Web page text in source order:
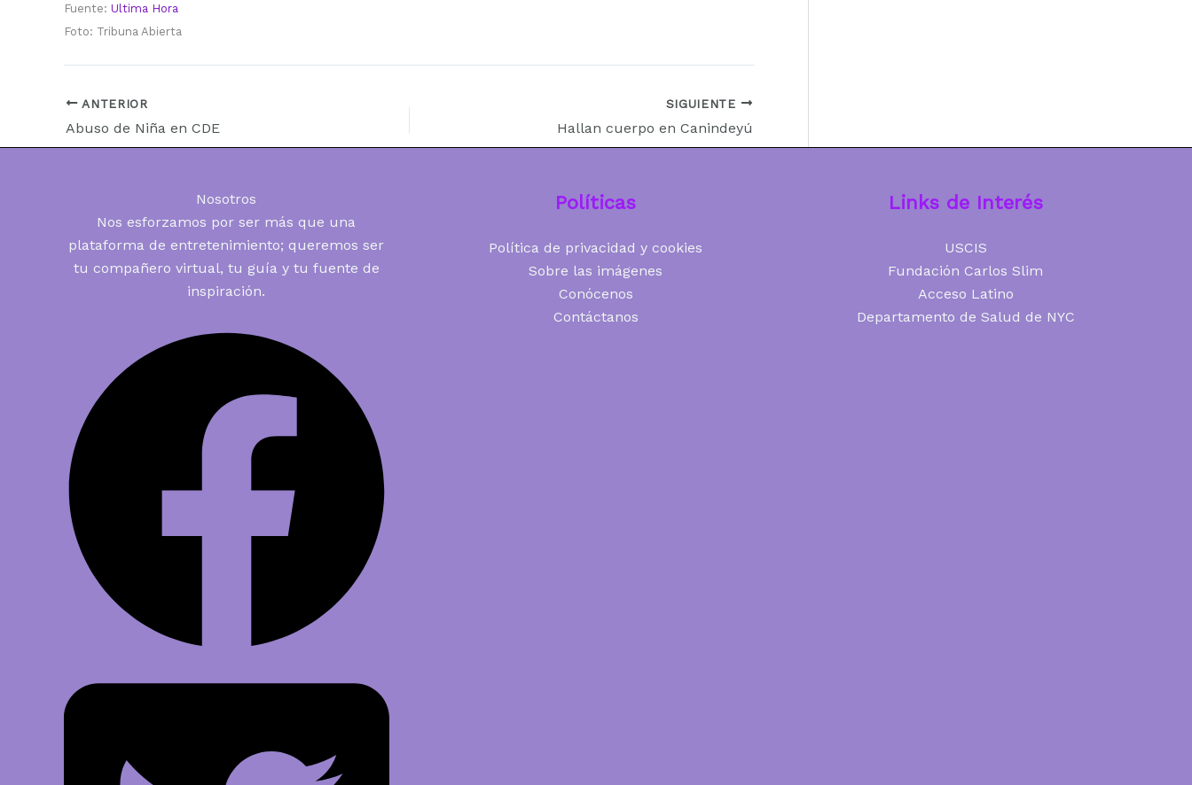
Fuente: Ultima Hora
Foto: Tribuna Abierta
ANTERIOR
Abuso de Niña en CDE
SIGUIENTE
Hallan cuerpo en Canindeyú
Nosotros
Nos esforzamos por ser más que una
plataforma de entretenimiento; queremos ser
tu compañero virtual, tu guía y tu fuente de
inspiración.
Políticas
Política de privacidad y cookies
Sobre las imágenes
Conócenos
Contáctanos
Links de Interés
USCIS
Fundación Carlos Slim
Acceso Latino
Departamento de Salud de NYC